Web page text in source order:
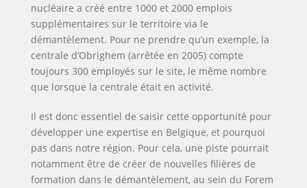
nucléaire a créé entre 1000 et 2000 emplois
supplémentaires sur le territoire via le
démantèlement. Pour ne prendre qu’un exemple, la
centrale d’Obrighem (arrêtée en 2005) compte
toujours 300 employés sur le site, le même nombre
que lorsque la centrale était en activité.
Il est donc essentiel de saisir cette opportunité pour
développer une expertise en Belgique, et pourquoi
pas dans notre région. Pour cela, une piste pourrait
notamment être de créer de nouvelles filières de
formation dans le démantèlement, au sein du Forem